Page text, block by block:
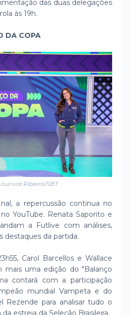
das duas delegações
às 19h.
DA COPA
Ribeiro/SBT
a repercussão continua no
YouTube. Renata Saporito e
a Futlive com análises,
destaques da partida.
Carol Barcellos e Wallace
mais uma edição do "Balanço
contará com a participação
mundial Vampeta e do
Rezende para analisar tudo o
estreia da Seleção Brasileira.